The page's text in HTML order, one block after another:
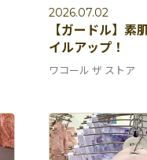
2026.07.02
【ガードル】素
イルアップ！
ワコール ザ ストア